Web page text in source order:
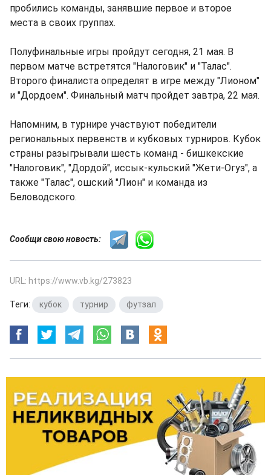
пробились команды, занявшие первое и второе
места в своих группах.
Полуфинальные игры пройдут сегодня, 21 мая. В
первом матче встретятся "Налоговик" и "Талас".
Второго финалиста определят в игре между "Лионом"
и "Дордоем". Финальный матч пройдет завтра, 22 мая.
Напомним, в турнире участвуют победители
региональных первенств и кубковых турниров. Кубок
страны разыгрывали шесть команд - бишкекские
"Налоговик", "Дордой", иссык-кульский "Жети-Огуз", а
также "Талас", ошский "Лион" и команда из
Беловодского.
Сообщи свою новость:
URL: https://www.vb.kg/273823
Теги: кубок турнир футзал